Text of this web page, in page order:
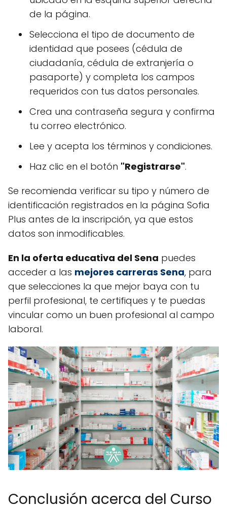
de la página.
Selecciona el tipo de documento de
identidad que posees (cédula de
ciudadanía, cédula de extranjería o
pasaporte) y completa los campos
requeridos con tus datos personales.
Crea una contraseña segura y confirma
tu correo electrónico.
Lee y acepta los términos y condiciones.
Haz clic en el botón "Registrarse".
Se recomienda verificar su tipo y número de
identificación registrados en la página Sofia
Plus antes de la inscripción, ya que estos
datos son inmodificables.
En la oferta educativa del Sena puedes
acceder a las mejores carreras Sena, para
que selecciones la que mejor baya con tu
perfil profesional, te certifiques y te puedas
vincular como un buen profesional al campo
laboral.
Conclusión acerca del Curso